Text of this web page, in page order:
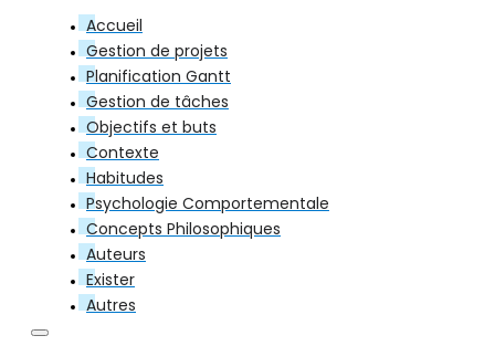
Accueil
Gestion de projets
Planification Gantt
Gestion de tâches
Objectifs et buts
Contexte
Habitudes
Psychologie Comportementale
Concepts Philosophiques
Auteurs
Exister
Autres